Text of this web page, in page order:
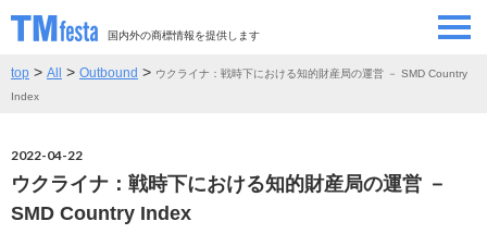
国内外の商標情報を提供します
SEMINAR/EVENT
CONTRIBUTORS 情報提供者
top > All > Outbound > ウクライナ：戦時下における知的財産局の運営 － SMD Country
Index
2022-04-22
ウクライナ：戦時下における知的財産局の運営 －
SMD Country Index